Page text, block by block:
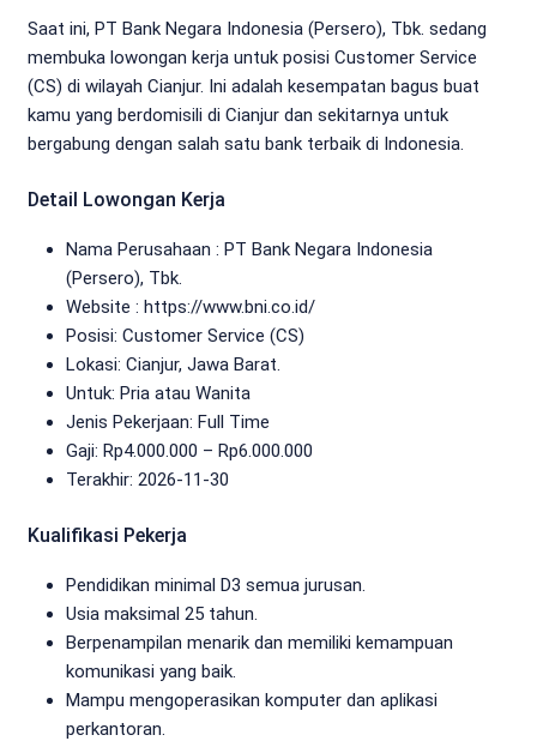
Saat ini, PT Bank Negara Indonesia (Persero), Tbk. sedang
membuka lowongan kerja untuk posisi Customer Service
(CS) di wilayah Cianjur. Ini adalah kesempatan bagus buat
kamu yang berdomisili di Cianjur dan sekitarnya untuk
bergabung dengan salah satu bank terbaik di Indonesia.
Detail Lowongan Kerja
Nama Perusahaan : PT Bank Negara Indonesia
(Persero), Tbk.
Website : https://www.bni.co.id/
Posisi: Customer Service (CS)
Lokasi: Cianjur, Jawa Barat.
Untuk: Pria atau Wanita
Jenis Pekerjaan: Full Time
Gaji: Rp4.000.000 – Rp6.000.000
Terakhir: 2026-11-30
Kualifikasi Pekerja
Pendidikan minimal D3 semua jurusan.
Usia maksimal 25 tahun.
Berpenampilan menarik dan memiliki kemampuan
komunikasi yang baik.
Mampu mengoperasikan komputer dan aplikasi
perkantoran.